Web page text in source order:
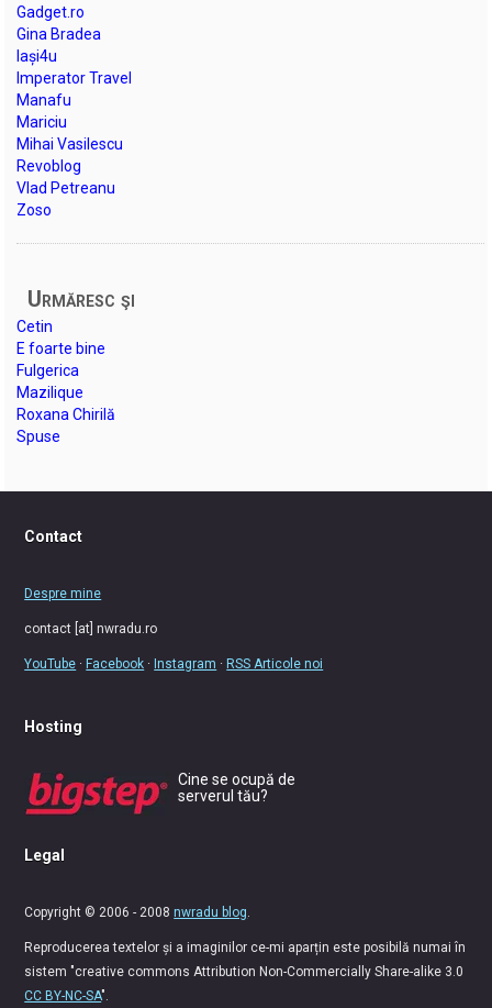
Gadget.ro
Gina Bradea
Iași4u
Imperator Travel
Manafu
Mariciu
Mihai Vasilescu
Revoblog
Vlad Petreanu
Zoso
Urmăresc şi
Cetin
E foarte bine
Fulgerica
Mazilique
Roxana Chirilă
Spuse
Contact
Despre mine
contact [at] nwradu.ro
YouTube ·Facebook ·Instagram ·RSS Articole noi
Hosting
Cine se ocupă de
serverul tău?
Legal
Copyright © 2006 - 2008nwradu blog
Reproducerea textelor și a imaginilor ce-mi aparțin este posibilă numai în
sistem "creative commons Attribution Non-Commercially Share-alike 3.0
CC BY-NC-SA".